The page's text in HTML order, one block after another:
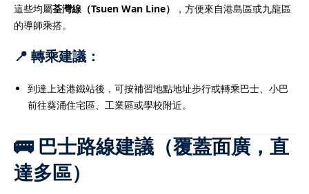
這些均屬荃灣線（Tsuen Wan Line）
，方便來自港島區或九龍區
的導師乘搭。
📍 轉乘建議：
到達上述港鐵站後，可按補習地點地址步行或轉乘巴士、小巴
前往葵涌住宅區、工業區或學校附近。
🚌 巴士路線建議（覆蓋面廣，直
達多區）